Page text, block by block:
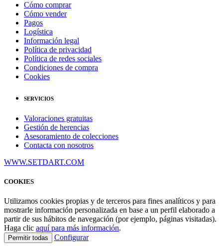
Cómo comprar
Cómo vender
Pagos
Logística
Información legal
Política de privacidad
Política de redes sociales
Condiciones de compra
Cookies
SERVICIOS
Valoraciones gratuitas
Gestión de herencias
Asesoramiento de colecciones
Contacta con nosotros
WWW.SETDART.COM
COOKIES
Utilizamos cookies propias y de terceros para fines analíticos y para
mostrarle información personalizada en base a un perfil elaborado a
partir de sus hábitos de navegación (por ejemplo, páginas visitadas).
Haga clic aquí para más información.
Permitir todas Configurar